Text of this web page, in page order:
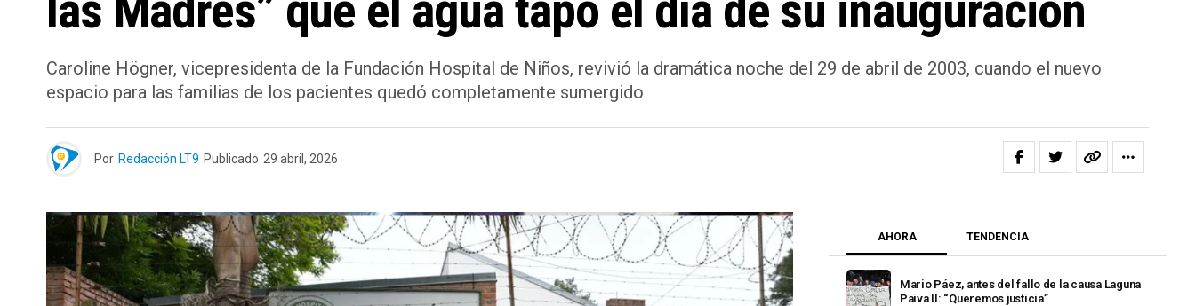
Caroline Högner, vicepresidenta de la Fundación Hospital de Niños, revivió la dramática noche del 29 de abril de 2003, cuando el nuevo
espacio para las familias de los pacientes quedó completamente sumergido
Por Redacción LT9 Publicado 29 abril, 2026
AHORA TENDENCIA
Mario Páez, antes del fallo de la causa Laguna
Paiva II: “Queremos justicia”